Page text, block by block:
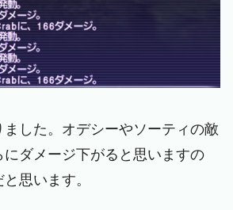
ました。オデシーやソーティの敵
にダメージ下がると思いますの
思います。